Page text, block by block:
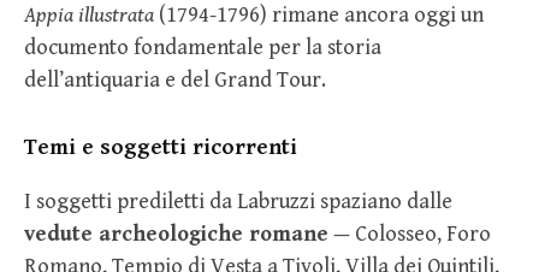
Appia illustrata (1794-1796) rimane ancora oggi un
documento fondamentale per la storia
dell’antiquaria e del Grand Tour.
Temi e soggetti ricorrenti
I soggetti prediletti da Labruzzi spaziano dalle
vedute archeologiche romane — Colosseo, Foro
Romano, Tempio di Vesta a Tivoli, Villa dei Quintili,